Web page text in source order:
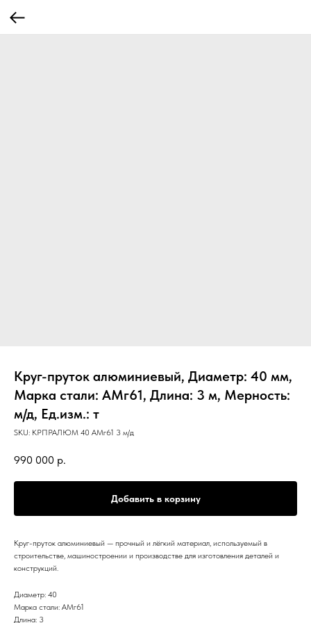
Круг-пруток алюминиевый, Диаметр: 40 мм,
Марка стали: АМг61, Длина: 3 м, Мерность:
м/д, Ед.изм.: т
SKU: КРПРАЛЮМ 40 АМг61 3 м/д
990 000 р.
Добавить в корзину
Круг-пруток алюминиевый — прочный и лёгкий материал, используемый в
строительстве, машиностроении и производстве для изготовления деталей и
конструкций.
Диаметр: 40
Марка стали: АМг61
Длина: 3